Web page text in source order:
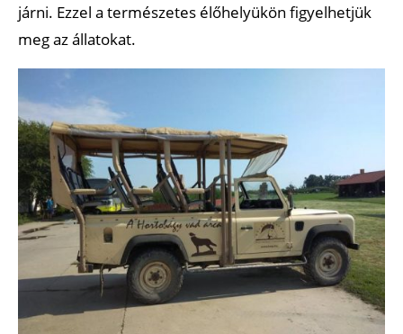
járni. Ezzel a természetes élőhelyükön figyelhetjük
meg az állatokat.